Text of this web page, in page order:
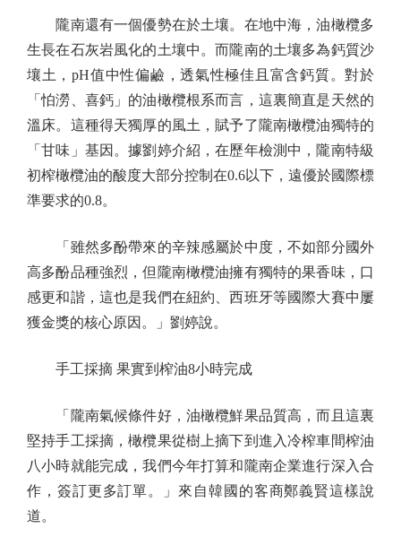
隴南還有一個優勢在於土壤。在地中海，油橄欖多
生長在石灰岩風化的土壤中。而隴南的土壤多為鈣質沙
壤土，pH值中性偏鹼，透氣性極佳且富含鈣質。對於
「怕澇、喜鈣」的油橄欖根系而言，這裏簡直是天然的
溫床。這種得天獨厚的風土，賦予了隴南橄欖油獨特的
「甘味」基因。據劉婷介紹，在歷年檢測中，隴南特級
初榨橄欖油的酸度大部分控制在0.6以下，遠優於國際標
準要求的0.8。
「雖然多酚帶來的辛辣感屬於中度，不如部分國外
高多酚品種強烈，但隴南橄欖油擁有獨特的果香味，口
感更和諧，這也是我們在紐約、西班牙等國際大賽中屢
獲金獎的核心原因。」劉婷說。
手工採摘 果實到榨油8小時完成
「隴南氣候條件好，油橄欖鮮果品質高，而且這裏
堅持手工採摘，橄欖果從樹上摘下到進入冷榨車間榨油
八小時就能完成，我們今年打算和隴南企業進行深入合
作，簽訂更多訂單。」來自韓國的客商鄭義賢這樣說
道。